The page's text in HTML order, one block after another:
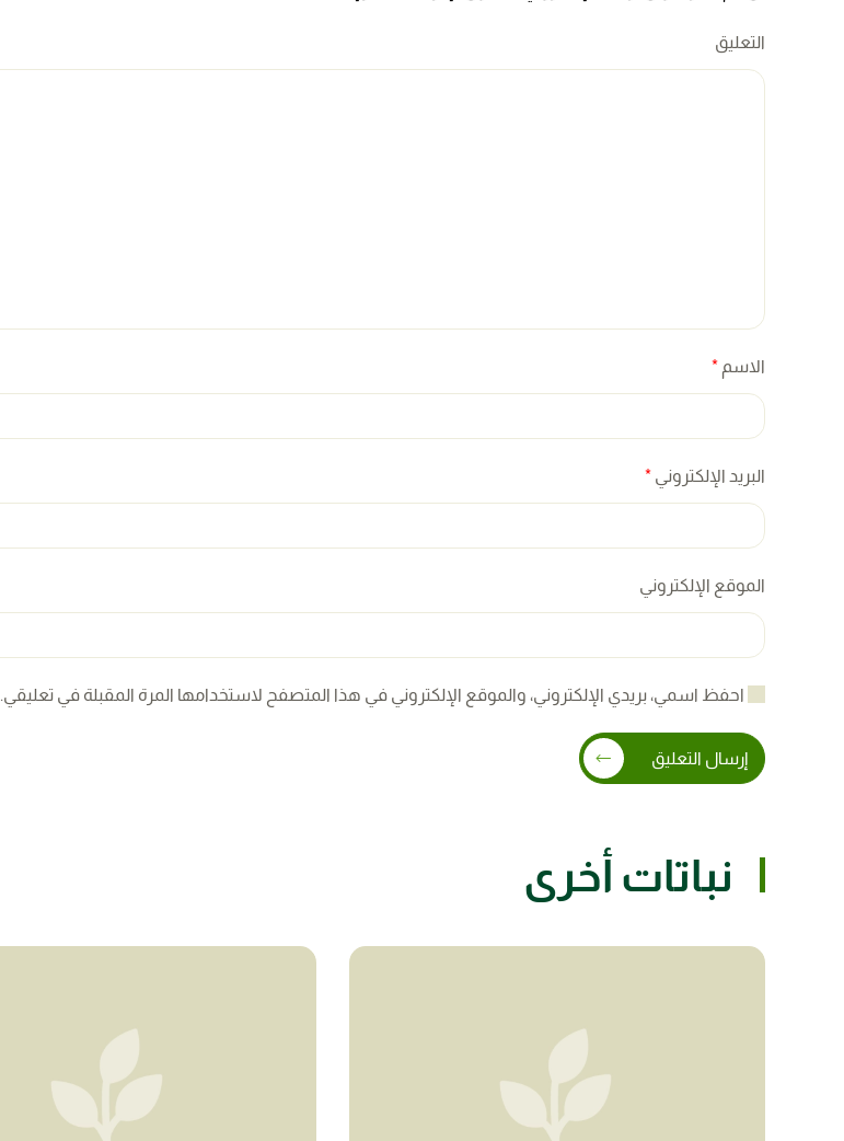
التعليق
الاسم *
البريد الإلكتروني *
الموقع الإلكتروني
احفظ اسمي، بريدي الإلكتروني، والموقع الإلكتروني في هذا المتصفح لاستخدامها المرة المقبلة في تعليقي.
إرسال التعليق
نباتات أخرى